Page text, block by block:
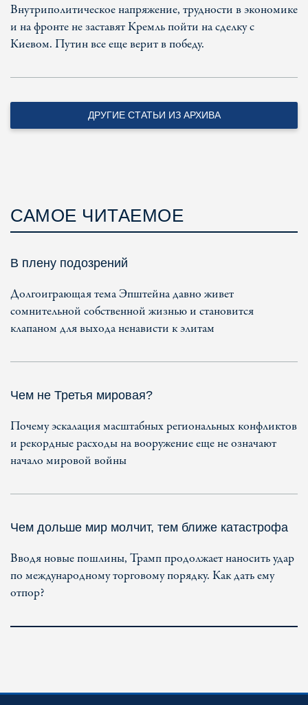
Внутриполитическое напряжение, трудности в экономике
и на фронте не заставят Кремль пойти на сделку с
Киевом. Путин все еще верит в победу.
ДРУГИЕ СТАТЬИ ИЗ АРХИВА
САМОЕ ЧИТАЕМОЕ
В плену подозрений
Долгоиграющая тема Эпштейна давно живет
сомнительной собственной жизнью и становится
клапаном для выхода ненависти к элитам
Чем не Третья мировая?
Почему эскалация масштабных региональных конфликтов
и рекордные расходы на вооружение еще не означают
начало мировой войны
Чем дольше мир молчит, тем ближе катастрофа
Вводя новые пошлины, Трамп продолжает наносить удар
по международному торговому порядку. Как дать ему
отпор?